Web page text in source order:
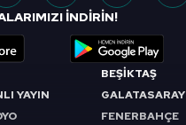
YAYIN
BEŞİKTAŞ
GALATASARAY
FENERBAHÇE
İNDİRİN!